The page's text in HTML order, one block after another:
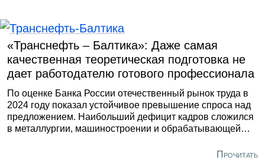
Большого Смоленского моста и комплект
тоннелепроходческого комплекса для метрополитена.
«Транснефть – Балтика»: Даже самая
качественная теоретическая подготовка не
дает работодателю готового профессионала
По оценке Банка России отечественный рынок труда в
2024 году показал устойчивое превышение спроса над
предложением. Наибольший дефицит кадров сложился
в металлургии, машиностроении и обрабатывающей
рабочие и инженеры. При этом опросы показывают, что
Прочитать